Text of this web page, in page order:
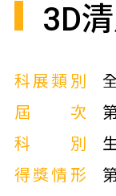
3D
科展類別
屆次
科別
得獎情形